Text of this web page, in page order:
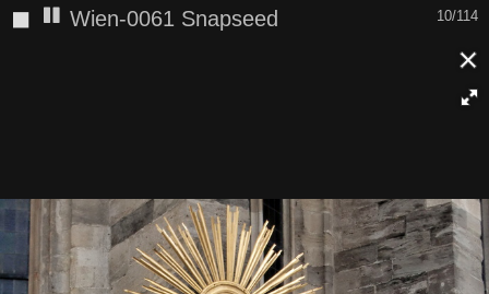
10/114
◼ Wien-0061 Snapseed